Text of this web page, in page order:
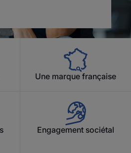
Une marque française
Engagement sociétal